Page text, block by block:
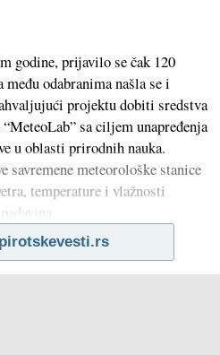
godine, prijavilo se čak 120
odabranima našla se i
projektu dobiti sredstva
sa ciljem unapređenja
u oblasti prirodnih nauka.
savremene meteorološke stanice
temperature i vlažnosti
pirotskevesti.rs